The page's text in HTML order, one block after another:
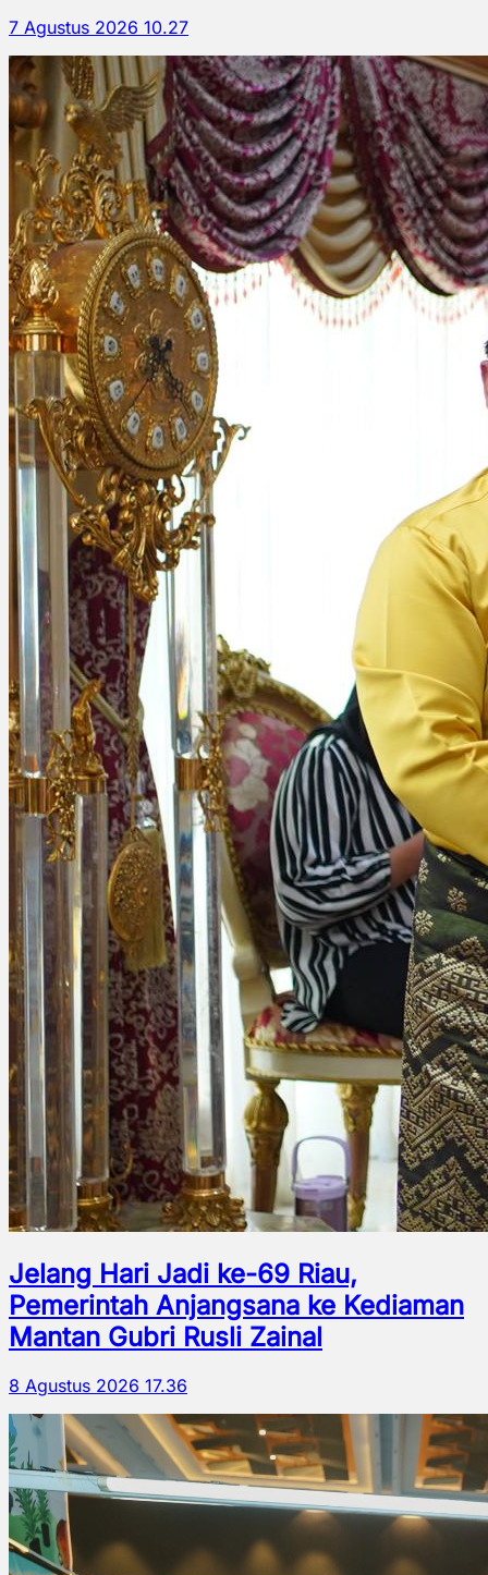
7 Agustus 2026 10.27
Jelang Hari Jadi ke-69 Riau,
Pemerintah Anjangsana ke Kediaman
Mantan Gubri Rusli Zainal
8 Agustus 2026 17.36